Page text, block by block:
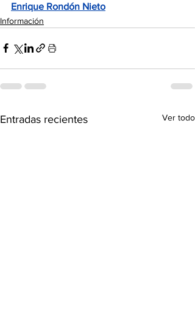
Enrique Rondón Nieto
Información
Entradas recientes Ver todo